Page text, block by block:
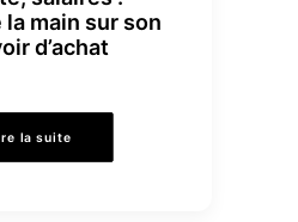
main sur son
d’achat
la suite